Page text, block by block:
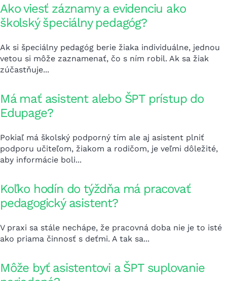
Ako viesť záznamy a evidenciu ako
školský špeciálny pedagóg?
Ak si špeciálny pedagóg berie žiaka individuálne, jednou
vetou si môže zaznamenať, čo s ním robil. Ak sa žiak
zúčastňuje...
Má mať asistent alebo ŠPT prístup do
Edupage?
Pokiaľ má školský podporný tím ale aj asistent plniť
podporu učiteľom, žiakom a rodičom, je veľmi dôležité,
aby informácie boli...
Koľko hodín do týždňa má pracovať
pedagogický asistent?
V praxi sa stále nechápe, že pracovná doba nie je to isté
ako priama činnosť s deťmi. A tak sa...
Môže byť asistentovi a ŠPT suplovanie